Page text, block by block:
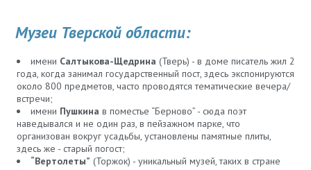
Музеи Тверской области:
имени Салтыкова-Щедрина (Тверь) - в доме писатель жил 2
года, когда занимал государственный пост, здесь экспонируются
около 800 предметов, часто проводятся тематические вечера/
встречи;
имени Пушкина в поместье “Берново” - сюда поэт
наведывался и не один раз, в пейзажном парке, что
организован вокруг усадьбы, установлены памятные плиты,
здесь же - старый погост;
“Вертолеты” (Торжок) - уникальный музей, таких в стране